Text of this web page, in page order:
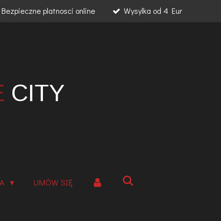
Bezpieczne platnosci online Wysylka od 4 Eur
CITY
UMÓW SIĘ